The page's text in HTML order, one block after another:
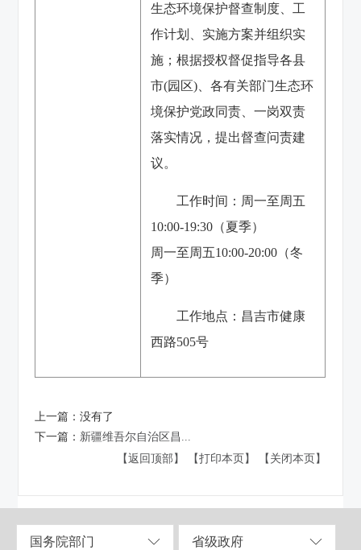
生态环境保护督查制度、工
作计划、实施方案并组织实
施；根据授权督促指导各县
市(园区)、各有关部门生态环
境保护党政同责、一岗双责
落实情况，提出督查问责建
议。
工作时间：周一至周五
10:00-19:30（夏季）
周一至周五10:00-20:00（冬
季）
工作地点：昌吉市健康
西路505号
上一篇：没有了
下一篇： 新疆维吾尔自治区昌...
【返回顶部】
【打印本页】 【关闭本页】
国务院部门 省级政府